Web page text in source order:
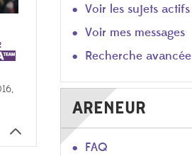
Voir les sujets actifs
Voir mes messages
Recherche avancée
ARENEUR
FAQ